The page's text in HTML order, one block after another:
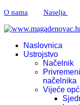
O nama Naselja
Naslovnica
Ustrojstvo
Načelnik
načelnika
Vijeće